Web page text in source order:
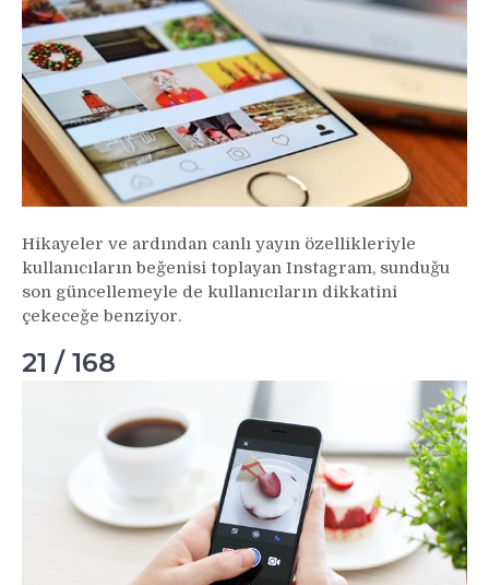
Hikayeler ve ardından canlı yayın özellikleriyle
kullanıcıların beğenisi toplayan Instagram, sunduğu
son güncellemeyle de kullanıcıların dikkatini
çekeceğe benziyor.
21 / 168